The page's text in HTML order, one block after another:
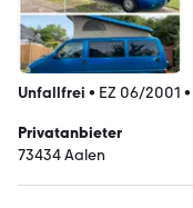
Unfallfrei • EZ 06/2001 •
Privatanbieter
73434 Aalen